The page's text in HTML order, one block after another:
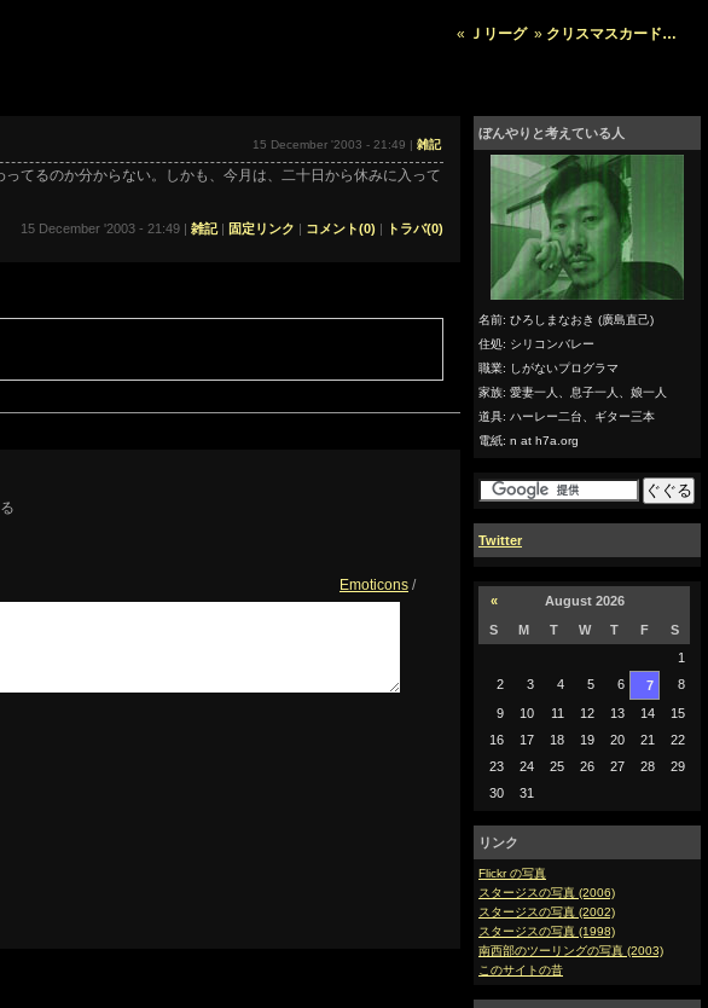
« Ｊリーグ» クリスマスカード…
ぼんやりと考えている人
名前: ひろしまなおき (廣島直己)
住処: シリコンバレー
職業: しがないプログラマ
家族: 愛妻一人、息子一人、娘一人
道具: ハーレー二台、ギター三本
電紙: n at h7a.org
Twitter
«
August 2026
S
M T W T F
S
1
2
3 4 5 6 7
8
9
10 11 12 13 14
15
16
17 18 19 20 21
22
23
24 25 26 27 28
29
30
31
リンク
Flickr の写真
スタージスの写真 (2006)
スタージスの写真 (2002)
スタージスの写真 (1998)
南西部のツーリングの写真 (2003)
このサイトの昔
15 December '2003 - 21:49 | 雑記
てるのか分からない。しかも、今月は、二十日から休みに入って
15 December '2003 - 21:49 | 雑記| 固定リンク | コメント(0) | トラバ(0)
Emoticons /